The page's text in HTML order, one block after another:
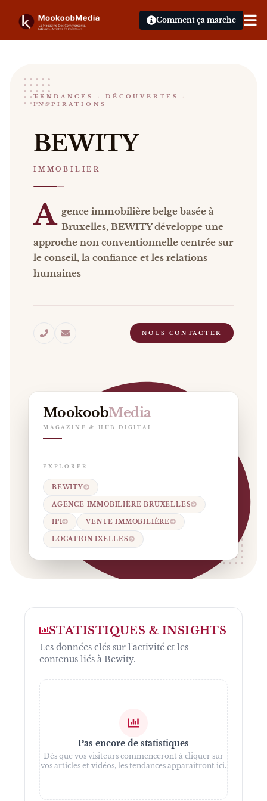
Comment ça marche
Bewity
IMMOBILIER
BEWITY Agence immobilière belge basée à
TENDANCES · DÉCOUVERTES ·
INSPIRATIONS
BEWITY
IMMOBILIER
A gence immobilière belge basée à
Bruxelles, BEWITY développe une
approche non conventionnelle centrée sur
le conseil, la confiance et les relations
humaines
NOUS CONTACTER
MookoobMedia
MAGAZINE & HUB DIGITAL
EXPLORER
BEWITY
AGENCE IMMOBILIÈRE BRUXELLES
IPI VENTE IMMOBILIÈRE
LOCATION IXELLES
STATISTIQUES & INSIGHTS
Les données clés sur l'activité et les
contenus liés à Bewity.
Pas encore de statistiques
Dès que vos visiteurs commenceront à cliquer sur
vos articles et vidéos, les tendances apparaîtront ici.